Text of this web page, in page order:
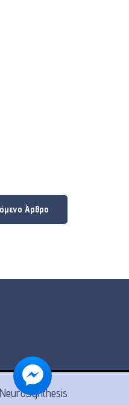
Άρθρο
NeuroSynthesis